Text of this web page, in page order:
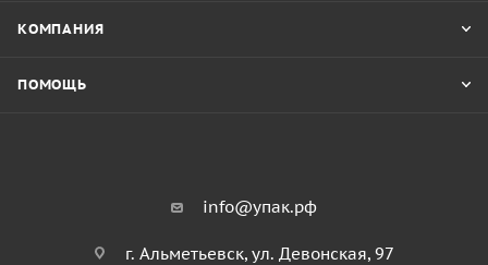
КОМПАНИЯ
ПОМОЩЬ
info@упак.рф
г. Альметьевск, ул. Девонская, 97